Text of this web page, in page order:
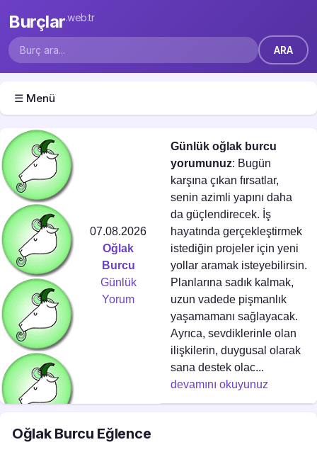
Burçlar.web.tr
☰ Menü
07.08.2026
Oğlak
Burcu
Günlük
Yorum
Günlük oğlak burcu
yorumunuz: Bugün
karşına çıkan fırsatlar,
senin azimli yapını daha
da güçlendirecek. İş
hayatında gerçekleştirmek
istediğin projeler için yeni
yollar aramak isteyebilirsin.
Planlarına sadık kalmak,
uzun vadede pişmanlık
yaşamamanı sağlayacak.
Ayrıca, sevdiklerinle olan
ilişkilerin, duygusal olarak
sana destek olac...
devamını okuyunuz
Oğlak Burcu Eğlence